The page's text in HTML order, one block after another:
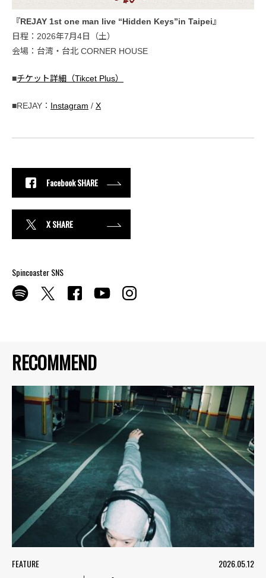
RECOMMEND
FEATURE
2026.05.12
『REJAY 1st one man live “Hidden Keys”in Taipei』
日程：2026年7月4日（土）
会場：台湾・台北 CORNER HOUSE
■チケット詳細（Tikcet Plus）
■REJAY： Instagram / X
Facebook SHARE
X SHARE
Spincoaster SNS